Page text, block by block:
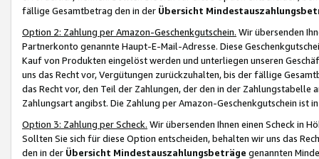
fällige Gesamtbetrag den in der Übersicht
Option 2: Zahlung per Amazon-Geschenkgutschein. Wir übersenden
Partnerkonto genannte Haupt-E-Mail-Adresse. Diese
Kauf von Produkten eingelöst werden und unterliegen unseren
uns das Recht vor, Vergütungen zurückzuhalten, bis der fällige
das Recht vor, den Teil der Zahlungen, der den in der
Zahlungsart angibst. Die Zahlung per Amazon-Geschenkgutschein ist
Option 3: Zahlung per Scheck. Wir übersenden Ihnen einen Scheck in
Sollten Sie sich für diese Option entscheiden, behalten wir uns das
den in der Übersicht Mindestauszahlungsbeträge genannten